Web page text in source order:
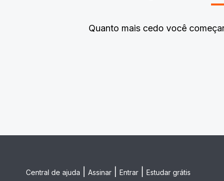
Quanto mais cedo você
Central de ajuda Assinar Entrar Estudar grátis